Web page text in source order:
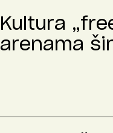
Kultura
arenama